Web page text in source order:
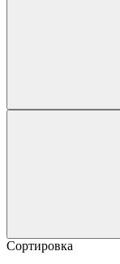
Сортировка